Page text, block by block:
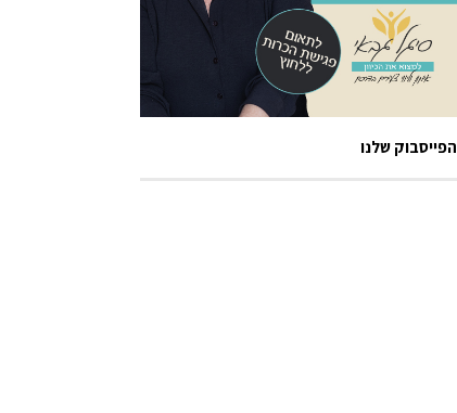
הפייסבוק שלנו